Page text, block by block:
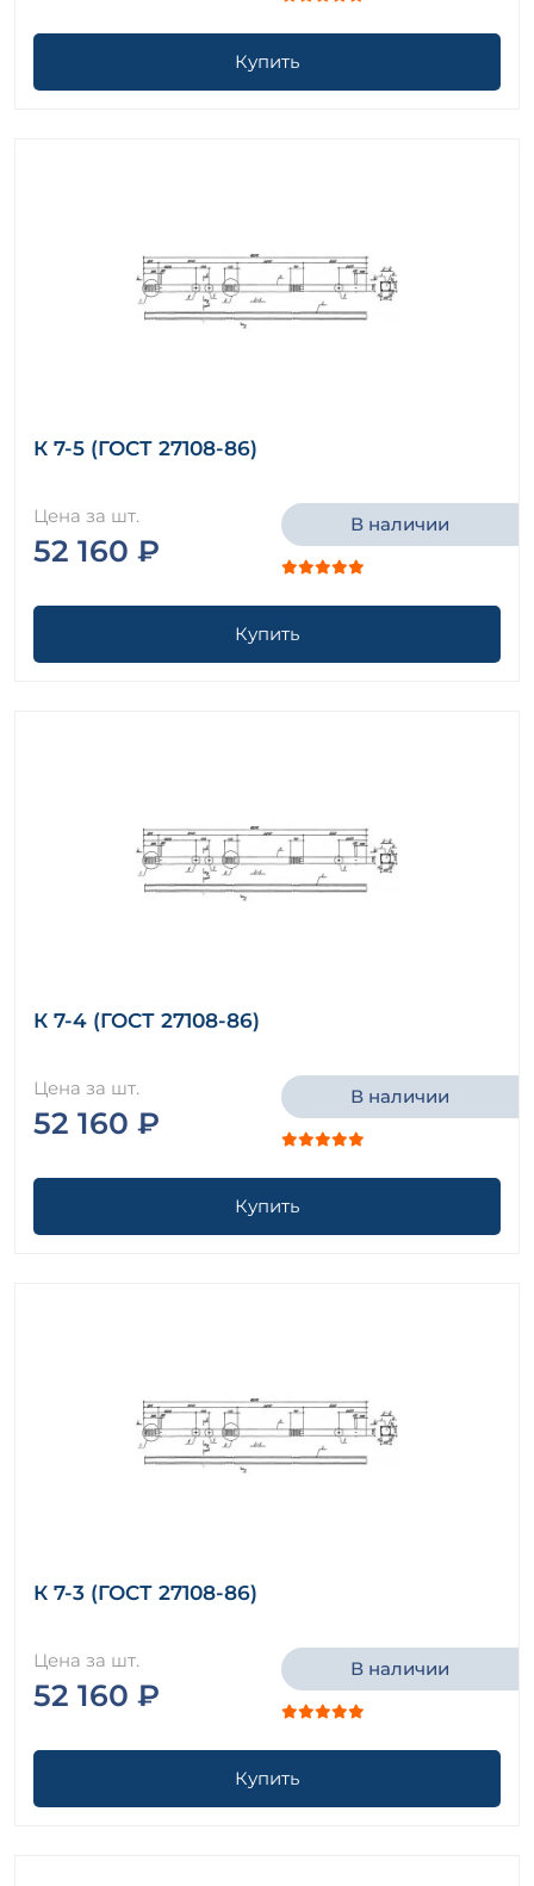
Купить
К 7-5 (ГОСТ 27108-86)
Цена за шт.
52 160 ₽
В наличии
Купить
К 7-4 (ГОСТ 27108-86)
Цена за шт.
52 160 ₽
В наличии
Купить
К 7-3 (ГОСТ 27108-86)
Цена за шт.
52 160 ₽
В наличии
Купить